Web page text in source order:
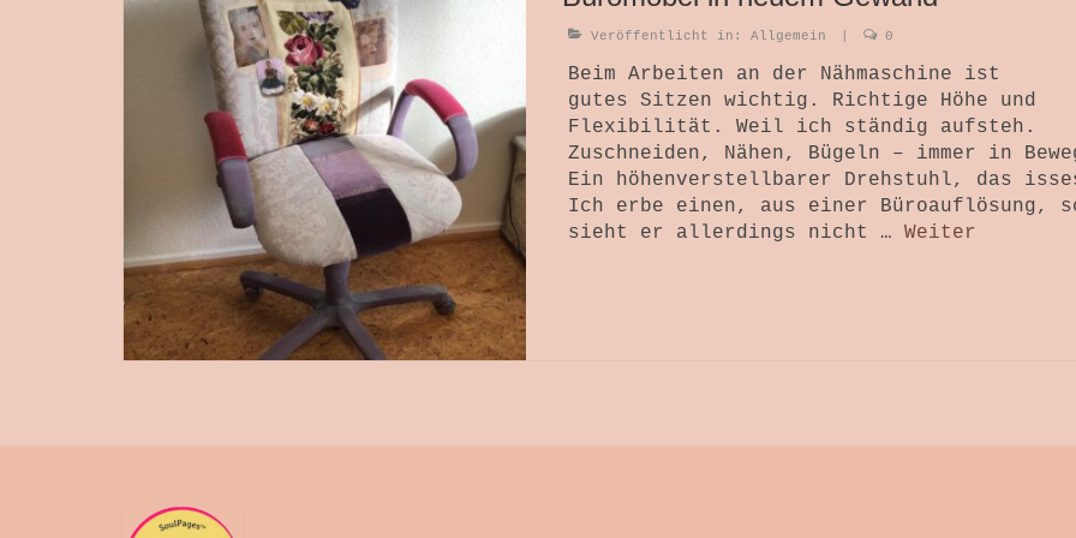
Veröffentlicht in: Allgemein 0
Beim Arbeiten an der Nähmaschine ist
gutes Sitzen wichtig. Richtige Höhe und
Flexibilität. Weil ich ständig aufsteh.
Zuschneiden, Nähen, Bügeln – immer in
Ein höhenverstellbarer Drehstuhl, das
Ich erbe einen, aus einer Büroauflösung,
sieht er allerdings nicht … Weiter